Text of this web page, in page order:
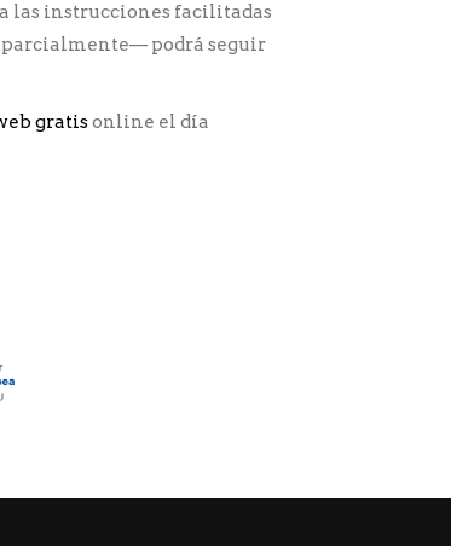
las instrucciones facilitadas
parcialmente— podrá seguir
gratisonline el día